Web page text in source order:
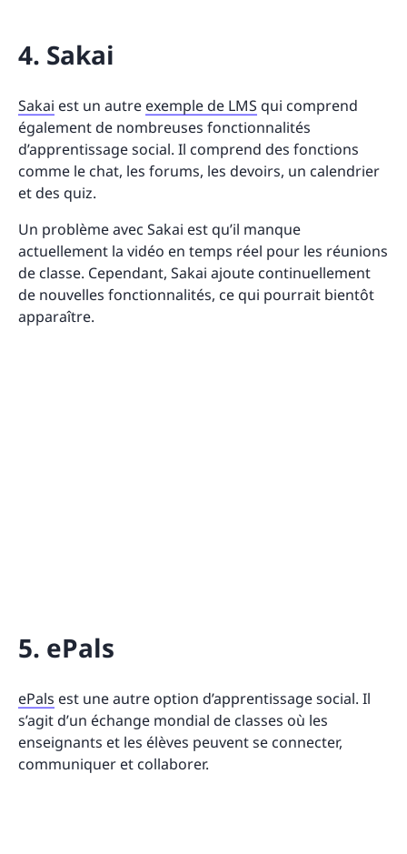
4. Sakai
Sakai est un autre exemple de LMS qui comprend
également de nombreuses fonctionnalités
d’apprentissage social. Il comprend des fonctions
comme le chat, les forums, les devoirs, un calendrier
et des quiz.
Un problème avec Sakai est qu’il manque
actuellement la vidéo en temps réel pour les réunions
de classe. Cependant, Sakai ajoute continuellement
de nouvelles fonctionnalités, ce qui pourrait bientôt
apparaître.
5. ePals
ePals est une autre option d’apprentissage social. Il
s’agit d’un échange mondial de classes où les
enseignants et les élèves peuvent se connecter,
communiquer et collaborer.